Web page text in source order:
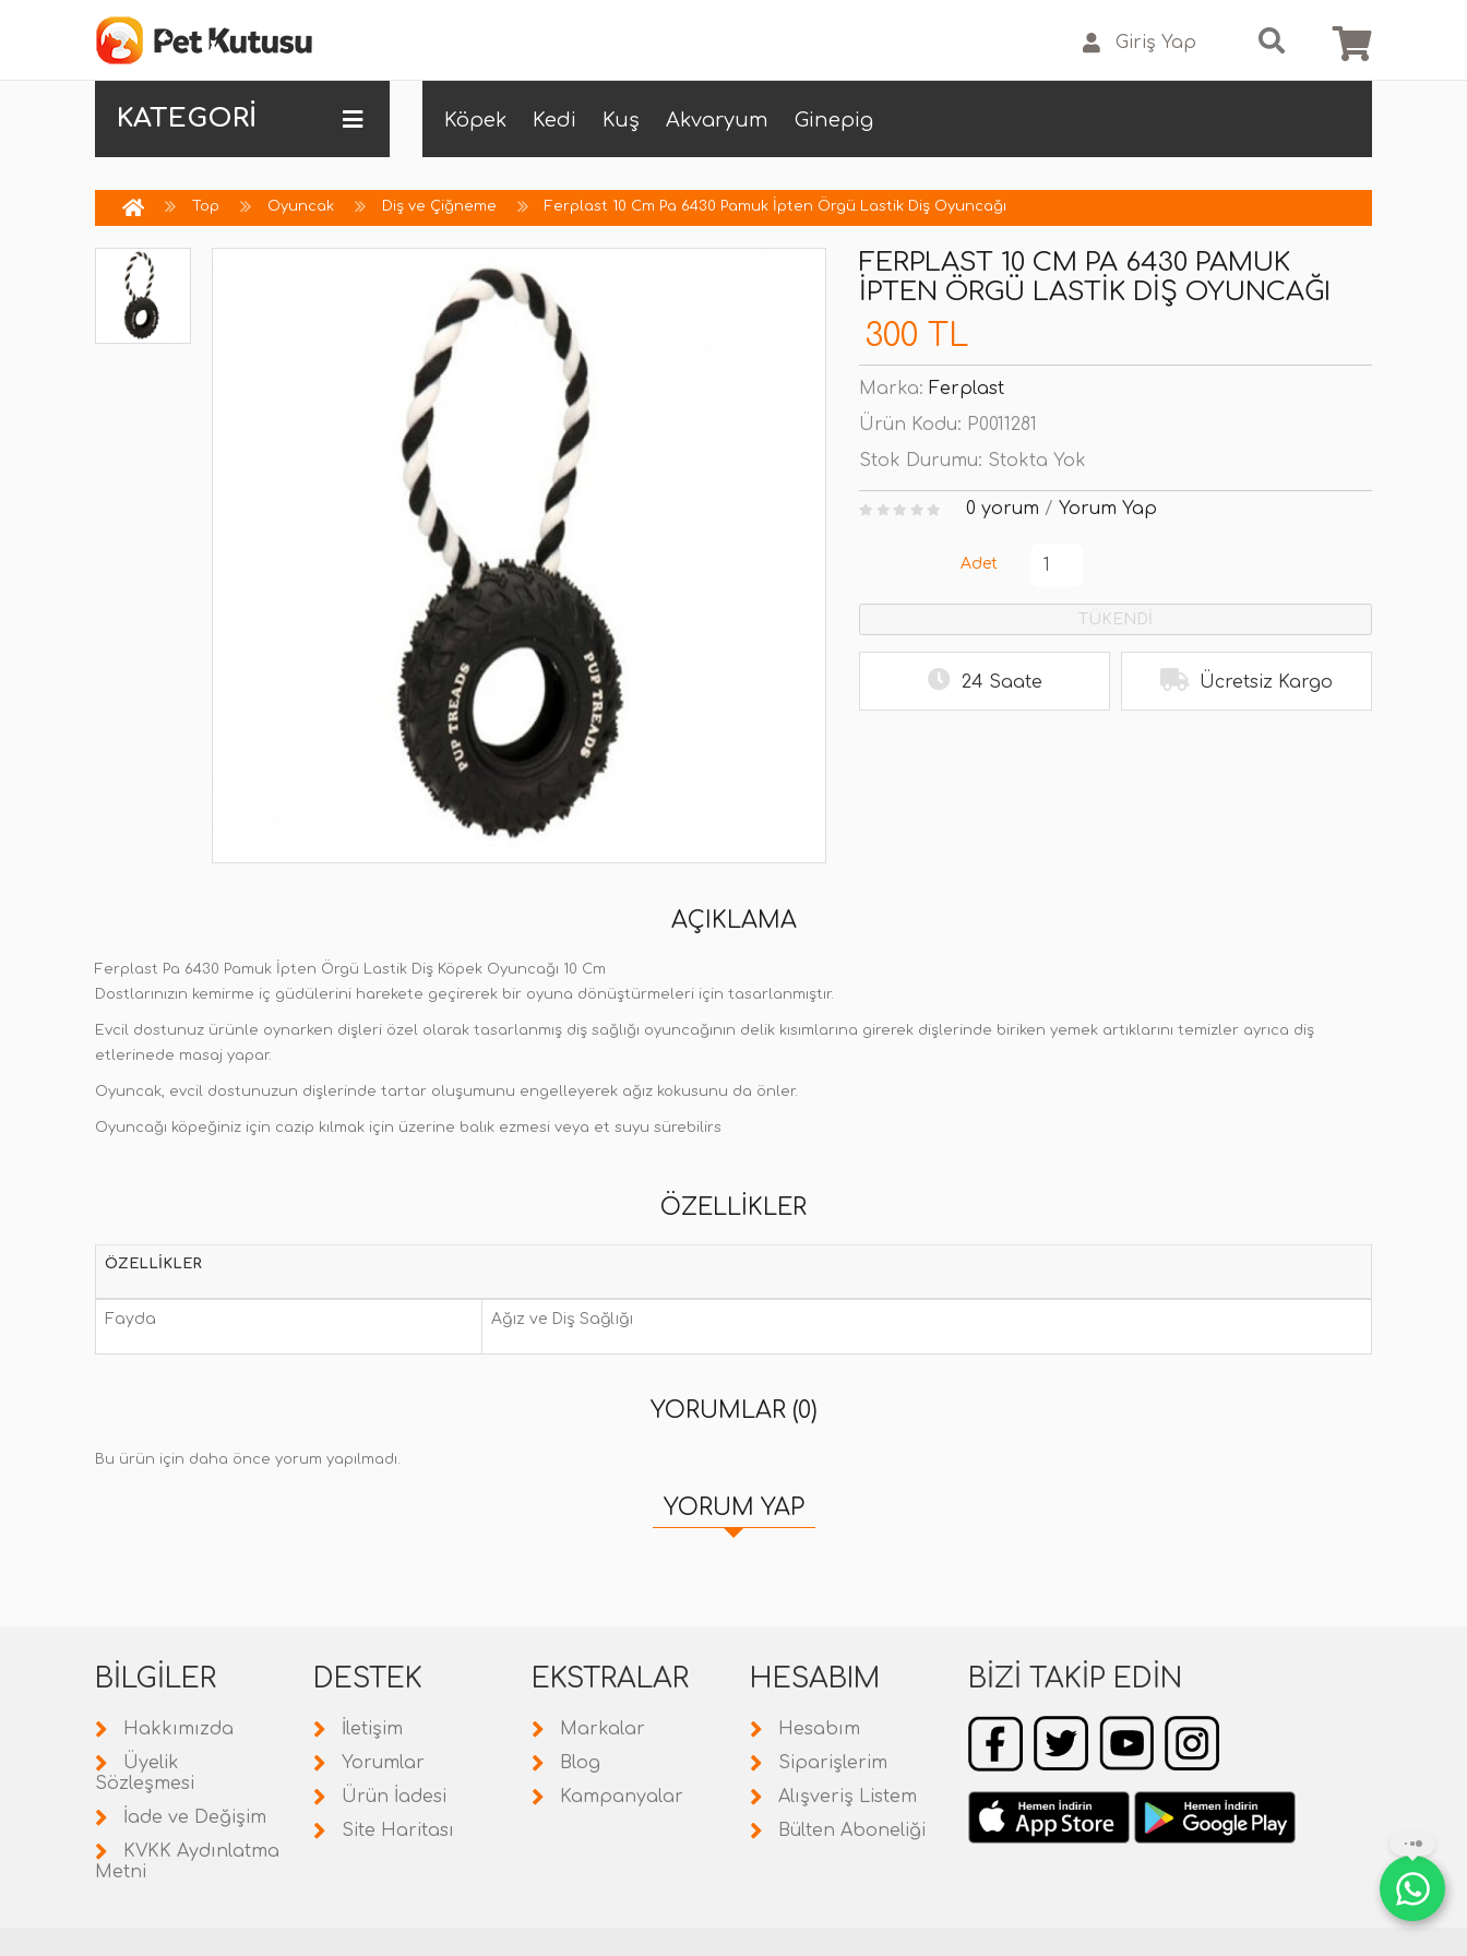
Giriş Yap
KATEGORİ Köpek Kedi Kuş Akvaryum Ginepig
Top Oyuncak Diş ve Çiğneme Ferplast 10 Cm Pa 6430 Pamuk İpten Örgü Lastik Diş Oyuncağı
FERPLAST 10 CM PA 6430 PAMUK
İPTEN ÖRGÜ LASTIK DIŞ OYUNCAĞI
300 TL
Marka: Ferplast
Ürün Kodu: P0011281
Stok Durumu: Stokta Yok
0 yorum / Yorum Yap
Adet
TÜKENDİ
24 Saate Ücretsiz Kargo
AÇIKLAMA
Ferplast Pa 6430 Pamuk İpten Örgü Lastik Diş Köpek Oyuncağı 10 Cm
Dostlarınızın kemirme iç güdülerini harekete geçirerek bir oyuna dönüştürmeleri için tasarlanmıştır.
Evcil dostunuz ürünle oynarken dişleri özel olarak tasarlanmış diş sağlığı oyuncağının delik kısımlarına girerek dişlerinde biriken yemek artıklarını temizler ayrıca diş
etlerinede masaj yapar.
Oyuncak, evcil dostunuzun dişlerinde tartar oluşumunu engelleyerek ağız kokusunu da önler.
Oyuncağı köpeğiniz için cazip kılmak için üzerine balık ezmesi veya et suyu sürebilirs
ÖZELLIKLER
ÖZELLIKLER
Fayda Ağız ve Diş Sağlığı
YORUMLAR (0)
Bu ürün için daha önce yorum yapılmadı.
YORUM YAP
BILGILER
Hakkımızda
Üyelik
Sözleşmesi
İade ve Değişim
KVKK Aydınlatma
Metni
DESTEK
İletişim
Yorumlar
Ürün İadesi
Site Haritası
EKSTRALAR
Markalar
Blog
Kampanyalar
HESABIM
Hesabım
Siparişlerim
Alışveriş Listem
Bülten Aboneliği
BIZI TAKIP EDIN